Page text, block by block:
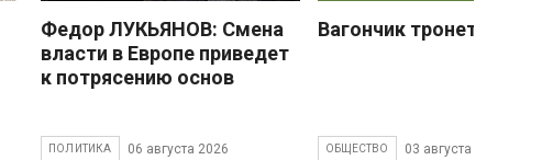
Федор ЛУКЬЯНОВ: Смена
власти в Европе приведет
к потрясению основ
ПОЛИТИКА 06 августа 2026
Вагончик тронется
ОБЩЕСТВО 03 августа 2026